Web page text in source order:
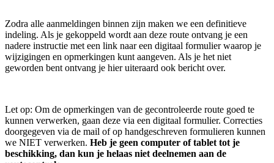
Zodra alle aanmeldingen binnen zijn maken we een definitieve
indeling. Als je gekoppeld wordt aan deze route ontvang je een
nadere instructie met een link naar een digitaal formulier waarop je
wijzigingen en opmerkingen kunt aangeven. Als je het niet
geworden bent ontvang je hier uiteraard ook bericht over.
Let op: Om de opmerkingen van de gecontroleerde route goed te
kunnen verwerken, gaan deze via een digitaal formulier. Correcties
doorgegeven via de mail of op handgeschreven formulieren kunnen
we NIET verwerken. Heb je geen computer of tablet tot je
beschikking, dan kun je helaas niet deelnemen aan de